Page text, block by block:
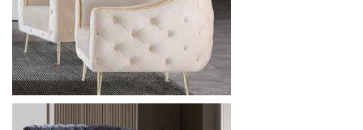
Скидка 10%
от 4636.8